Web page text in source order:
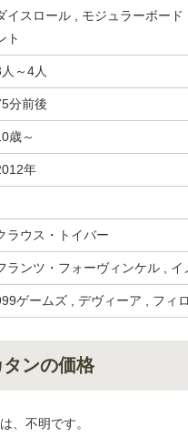
イスロール , モジュラーボー
ト
～4人
分前後
歳～
年
ラウス・トイバー
ランツ・フォーヴィンケル ,
ゲームズ , デヴィーア , フィ
ンの価格
、不明です。